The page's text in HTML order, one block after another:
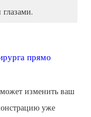
прямо
изменить ваш
уже